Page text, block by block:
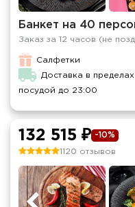
Банкет на 40
Заказ за 12 часов (не
Салфетки
Доставка в
посудой до 23:00
132 515 ₽ -10%
1120 отзывов